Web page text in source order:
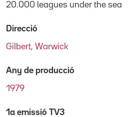
20.000 leagues under the sea
Direcció
Gilbert, Warwick
Any de producció
1979
1a emissió TV3